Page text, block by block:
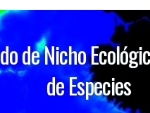
de Nicho
de Especies